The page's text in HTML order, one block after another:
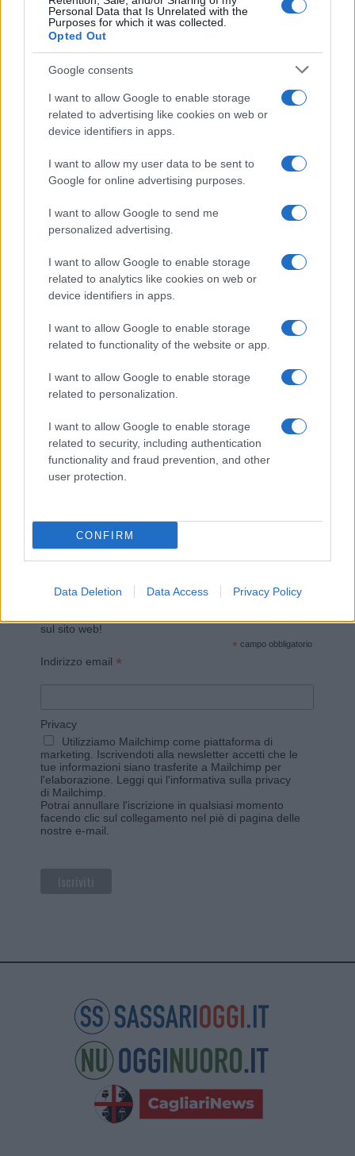
Personal Data that Is Unrelated with the
Purposes for which it was collected.
Opted Out
Google consents
I want to allow Google to enable storage
related to advertising like cookies on web or
device identifiers in apps.
I want to allow my user data to be sent to
Google for online advertising purposes.
I want to allow Google to send me
personalized advertising.
I want to allow Google to enable storage
related to analytics like cookies on web or
device identifiers in apps.
I want to allow Google to enable storage
related to functionality of the website or app.
I want to allow Google to enable storage
related to personalization.
I want to allow Google to enable storage
related to security, including authentication
functionality and fraud prevention, and other
user protection.
CONFIRM
Data Deletion Data Access Privacy Policy
I nostri cari
I nostri cari
Giovannimaria Cabras
Invia un Comunicato Stampa|Pubblicità|
sul sito web!
* campo obbligatorio
Indirizzo email *
Privacy
Utilizziamo Mailchimp come piattaforma di
marketing. Iscrivendoti alla newsletter accetti che le
tue informazioni siano trasferite a Mailchimp per
l'elaborazione. Leggi qui l'informativa sulla privacy
di Mailchimp.
Potrai annullare l'iscrizione in qualsiasi momento
facendo clic sul collegamento nel piè di pagina delle
nostre e-mail.